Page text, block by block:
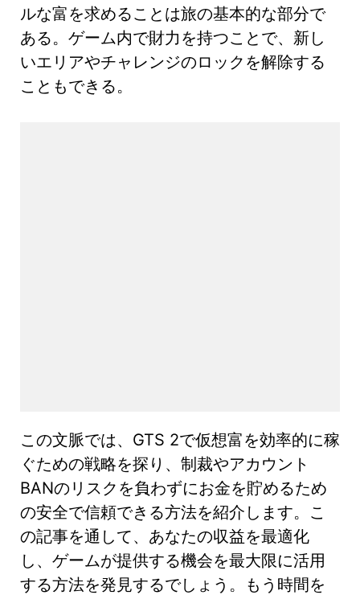
ルな富を求めることは旅の基本的な部分で
ある。ゲーム内で財力を持つことで、新し
いエリアやチャレンジのロックを解除する
こともできる。
この文脈では、GTS 2で仮想富を効率的に稼
ぐための戦略を探り、制裁やアカウント
BANのリスクを負わずにお金を貯めるため
の安全で信頼できる方法を紹介します。こ
の記事を通して、あなたの収益を最適化
し、ゲームが提供する機会を最大限に活用
する方法を発見するでしょう。もう時間を